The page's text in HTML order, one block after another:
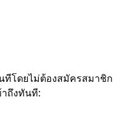
ทีโดยไม่ต้องสมัครสมาชิก
ถึงทันที: